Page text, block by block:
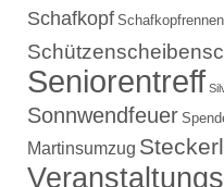
Schafkopf Schafkopfrennen
Seniorentreff
Sonnwendfeuer
Martinsumzug